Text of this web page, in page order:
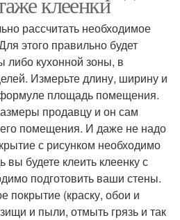
рассчитать необходимое
этого правильно будет
либо кухонной зоны, в
Измерьте длину, ширину и
площадь помещения.
продавцу и он сам
помещения. И даже не надо
с рисунком необходимо
вы будете клеить клеенку с
подготовить ваши стены.
покрытие (краску, обои и
и пыли, отмыть грязь и так